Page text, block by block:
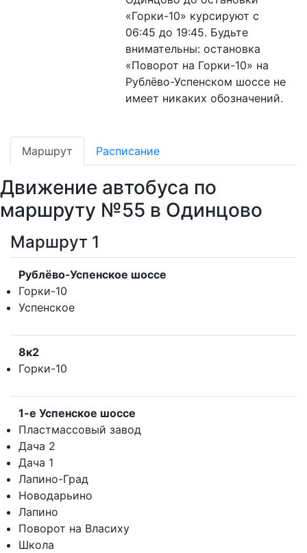
«Горки-10» курсируют с
06:45 до 19:45. Будьте
внимательны: остановка
«Поворот на Горки-10» на
Рублёво-Успенском шоссе не
имеет никаких обозначений.
Маршрут Расписание
Движение автобуса по
маршруту №55 в Одинцово
Маршрут 1
Рублёво-Успенское шоссе
Горки-10
Успенское
8к2
Горки-10
1-е Успенское шоссе
Пластмассовый завод
Дача 2
Дача 1
Лапино-Град
Новодарьино
Лапино
Поворот на Власиху
Школа